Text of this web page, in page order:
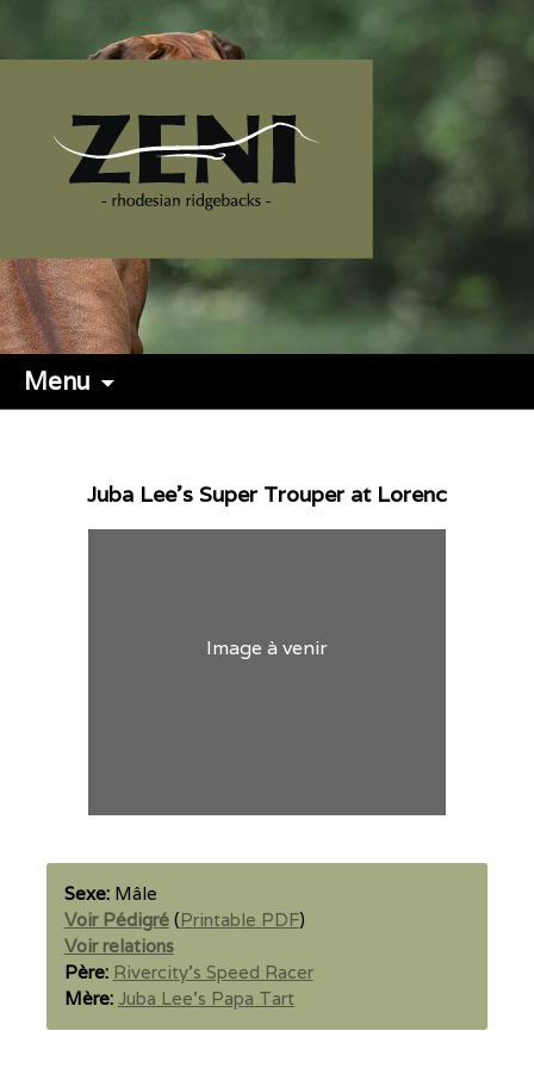
Menu
Juba Lee's Super Trouper at Lorenc
Image à venir
Sexe: Mâle
Voir Pédigré (Printable PDF)
Voir relations
Père: Rivercity's Speed Racer
Mère: Juba Lee's Papa Tart